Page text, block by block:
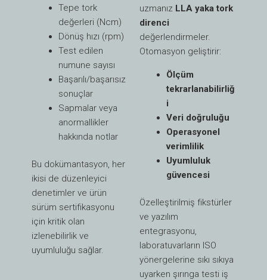
Tepe tork
değerleri (Ncm)
Dönüş hızı (rpm)
Test edilen
numune sayısı
Başarılı/başarısız
sonuçlar
Sapmalar veya
anormallikler
hakkında notlar
Bu dokümantasyon, her
ikisi de düzenleyici
denetimler ve ürün
sürüm sertifikasyonu
için kritik olan
izlenebilirlik ve
uyumluluğu sağlar.
uzmanız LLA yaka tork
direnci
değerlendirmeler.
Otomasyon geliştirir:
Ölçüm
tekrarlanabilirliğ
i
Veri doğruluğu
Operasyonel
verimlilik
Uyumluluk
güvencesi
Özelleştirilmiş fikstürler
ve yazılım
entegrasyonu,
laboratuvarların ISO
yönergelerine sıkı sıkıya
uyarken şırınga testi iş